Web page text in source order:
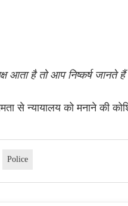
आता है तो आप निष्कर्ष जानते
से न्यायालय को मनाने की
Police